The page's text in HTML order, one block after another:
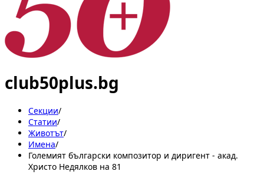
club50plus.bg
Секции/
Статии/
Животът/
Имена/
Големият български композитор и диригент - акад.
Христо Недялков на 81